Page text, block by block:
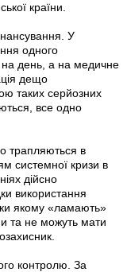
країни.
У
одного
на день, а на медичне
дещо
таких серйозних
все одно
трапляються в
системної кризи в
дійсно
використання
якому «ламають»
та не можуть мати
контролю. За